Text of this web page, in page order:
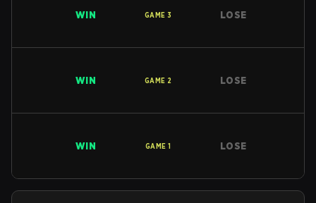
WIN GAME 3 LOSE
WIN GAME 2 LOSE
WIN GAME 1 LOSE